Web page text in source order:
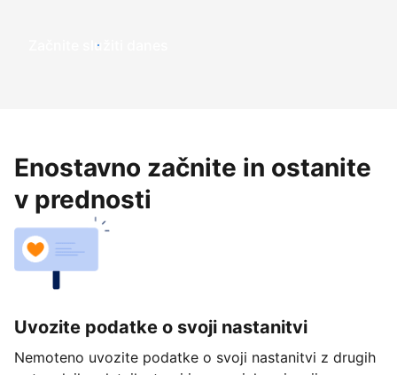
Začnite služiti danes
Enostavno začnite in ostanite
v prednosti
Uvozite podatke o svoji nastanitvi
Nemoteno uvozite podatke o svoji nastanitvi z drugih